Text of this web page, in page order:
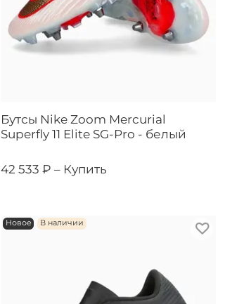
Бутсы Nike Zoom Mercurial
Superfly 11 Elite SG-Pro - белый
42 533 ₽ – Купить
Новое В наличии